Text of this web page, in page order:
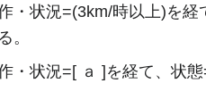
・状況=(3km/時以上)を経
。
・状況=[ ａ ]を経て、状